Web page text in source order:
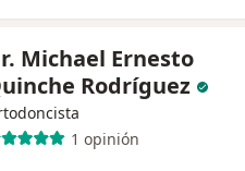
Michael Ernesto
Rodríguez
1 opinión